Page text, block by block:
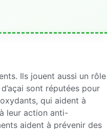
Ils jouent aussi un rôle
sont réputées pour
qui aident à
leur action anti-
aident à prévenir des